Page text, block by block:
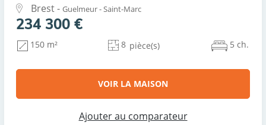
Brest - Guelmeur - Saint-Marc
234 300 €
150 m² 8 pièce(s) 5 ch.
VOIR LA MAISON
Ajouter au comparateur